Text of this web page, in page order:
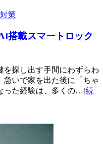
策
搭載スマートロック
を探し出す手間にわずらわ
急いで家を出た後に「ちゃ
った経験は、多くの…[続